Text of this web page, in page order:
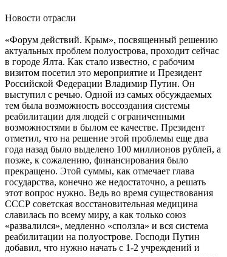
Новости отрасли
«Форум действий. Крым», посвященный решению
актуальных проблем полуострова, проходит сейчас
в городе Ялта. Как стало известно, с рабочим
визитом посетил это мероприятие и Президент
Российской Федерации Владимир Путин. Он
выступил с речью. Одной из самых обсуждаемых
тем была возможность воссоздания системы
реабилитации для людей с ограниченными
возможностями в былом ее качестве. Президент
отметил, что на решение этой проблемы еще два
года назад было выделено 100 миллионов рублей, а
позже, к сожалению, финансирования было
прекращено. Этой суммы, как отмечает глава
государства, конечно же недостаточно, а решать
этот вопрос нужно. Ведь во время существования
СССР советская восстановительная медицина
славилась по всему миру, а как только союз
«развалился», медленно «сползла» и вся система
реабилитации на полуострове. Господи Путин
добавил, что нужно начать с 1-2 учреждений и